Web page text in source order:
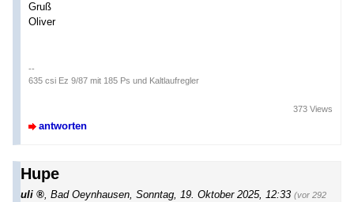
Gruß
Oliver
--
635 csi Ez 9/87 mit 185 Ps und Kaltlaufregler
antworten
373 Views
Hupe
uli , Bad Oeynhausen, Sonntag, 19. Oktober 2025, 12:33 (vor 292